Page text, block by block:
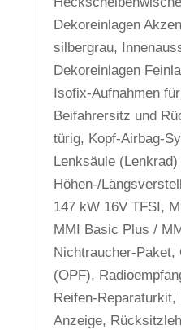
Dekoreinlagen
silbergrau,
Dekoreinlagen
Isofix-Aufnahmen
Beifahrersitz und
türig, Kopf-Airbag-
Lenksäule
Höhen-/
147 kW 16V TFSI,
MMI Basic Plus /
Nichtraucher-
(OPF),
Reifen-Reparaturkit,
Anzeige,